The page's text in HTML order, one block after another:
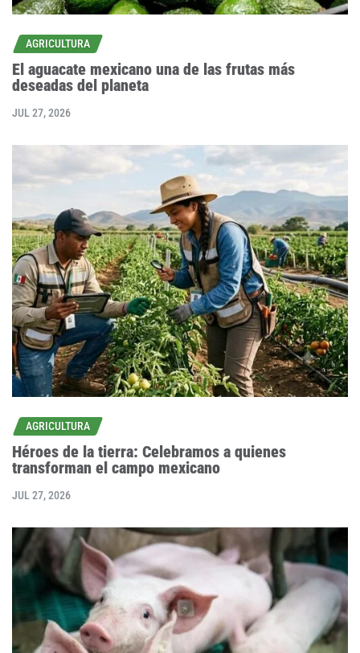
AGRICULTURA
El aguacate mexicano una de las frutas más
deseadas del planeta
JUL 27, 2026
AGRICULTURA
Héroes de la tierra: Celebramos a quienes
transforman el campo mexicano
JUL 27, 2026